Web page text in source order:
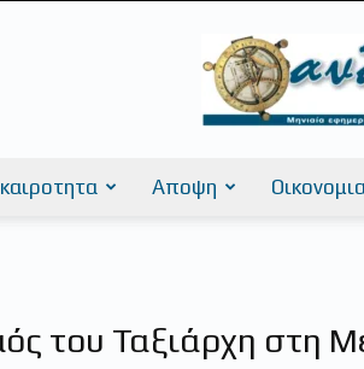
Αποψη
του Ταξιάρχη στη